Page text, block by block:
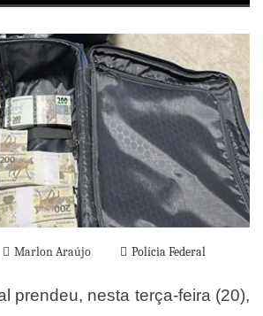
Marlon Araújo Polícia Federal
prendeu, nesta terça-feira (20),